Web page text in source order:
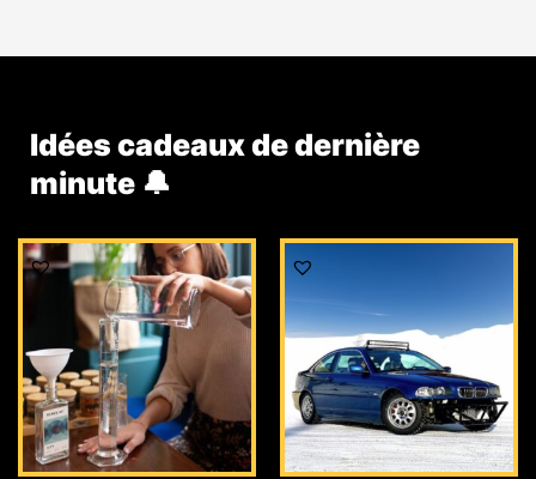
Idées cadeaux de dernière
minute 🔔